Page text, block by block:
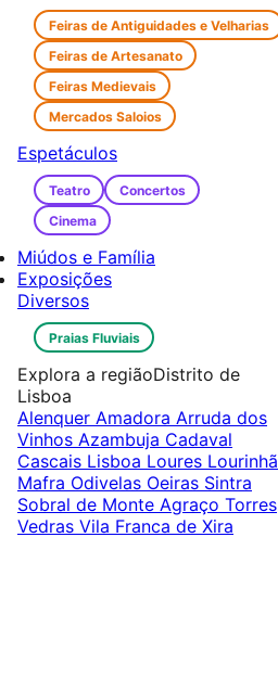
Feiras de Antiguidades e Velharias
Feiras de Artesanato
Feiras Medievais
Mercados Saloios
Espetáculos
Teatro
Concertos
Cinema
Miúdos e Família
Exposições
Diversos
Praias Fluviais
Explora a regiãoDistrito de
Lisboa
Alenquer Amadora Arruda dos
Vinhos Azambuja Cadaval
Cascais Lisboa Loures Lourinhã
Mafra Odivelas Oeiras Sintra
Sobral de Monte Agraço Torres
Vedras Vila Franca de Xira